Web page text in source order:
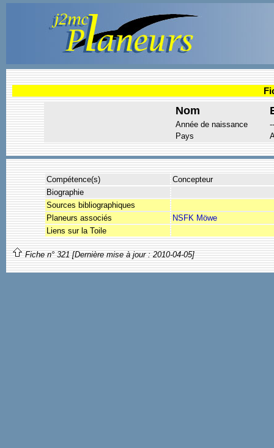
Nom
Année de naissance
--
Pays
Compétence(s)
Concepteur
Biographie
Sources bibliographiques
Planeurs associés
NSFK Möwe
Liens sur la Toile
Fiche n° 321 [Dernière mise à jour : 2010-04-05]